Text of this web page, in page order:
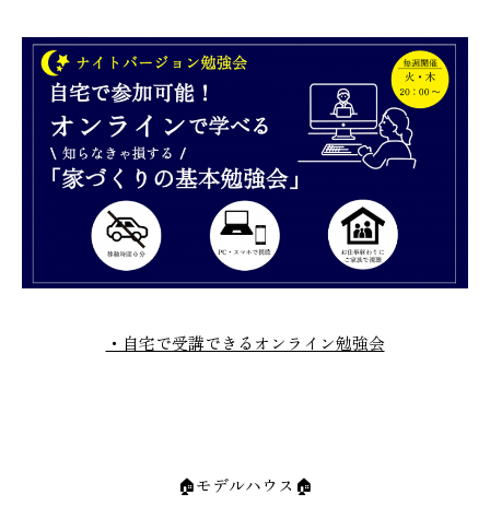
・自宅で受講できるオンライン勉強会
🏠モデルハウス🏠